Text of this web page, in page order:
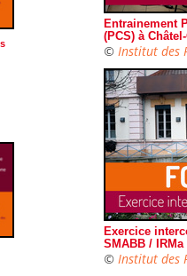
Entrainement
(PCS) à
© Institut des
Exercice
SMABB / IRMa
© Institut des